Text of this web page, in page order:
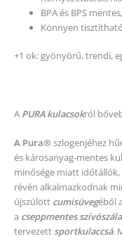
BPA és BPS mentes,
Könnyen
+1 ok: gyönyörű, trendi,
A PURA kulacsokról
A Pura® szlogenjéhez
és károsanyag-mentes
minősége miatt
révén alkalmazkodnak
újszülött cumisüvegéből
a cseppmentes
tervezett sportkulaccsá.